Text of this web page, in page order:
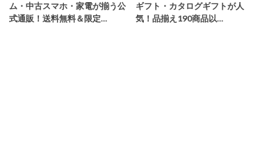
ム・中古スマホ・家電が揃う公
式通販！送料無料＆限定…
ギフト・カタログギフトが人
気！品揃え190商品以…